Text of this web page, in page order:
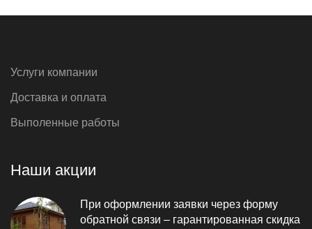
Услуги компании
Доставка и оплата
Выполенные работы
Наши акции
При оформлении заявки через форму
обратной связи – гарантированная скидка